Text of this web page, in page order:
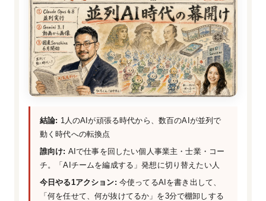
結論: 1人のAIが頑張る時代から、数百のAIが並列で
動く時代への転換点
誰向け: AIで仕事を回したい個人事業主・士業・コー
チ。「AIチームを編成する」発想に切り替えたい人
今日やる1アクション: 今使ってるAIを書き出して、
「何を任せて、何が抜けてるか」を3分で棚卸しする